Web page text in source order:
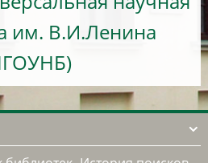
им. В.И.Ленина